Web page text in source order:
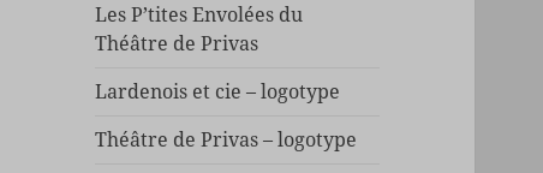
Les P’tites Envolées du
Théâtre de Privas
Lardenois et cie – logotype
Théâtre de Privas – logotype